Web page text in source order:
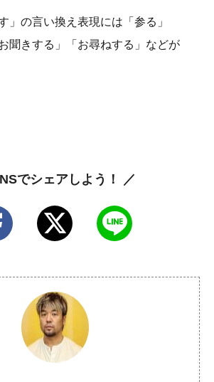
」の言い換え表現には「参る」
聞きする」「お尋ねする」などが
でシェアしよう！ ／